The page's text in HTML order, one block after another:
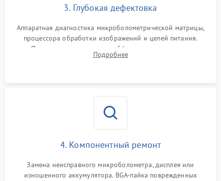
3. Глубокая дефектовка
Аппаратная диагностика микроболометрической матрицы,
процессора обработки изображений и цепей питания.
Проверка целостности шлейфов, модуля памяти и
интерфейсов связи. Выявление сгоревших SMD-компонентов
Подробнее
4. Компонентный ремонт
Замена неисправного микроболометра, дисплея или
изношенного аккумулятора. BGA-пайка поврежденных